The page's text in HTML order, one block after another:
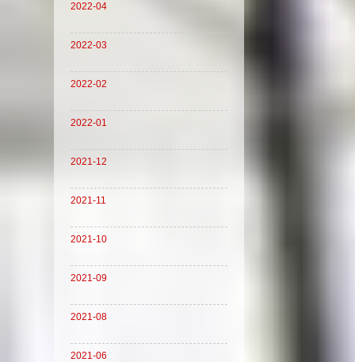
2022-04
2022-03
2022-02
2022-01
2021-12
2021-11
2021-10
2021-09
2021-08
2021-06